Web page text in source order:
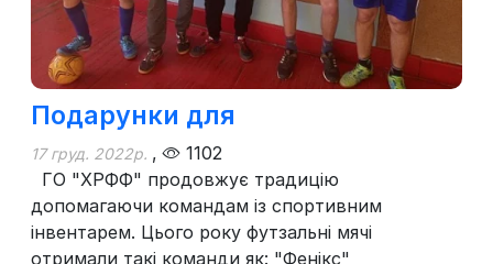
Подарунки для
17 груд. 2022р. ,
1102
ГО "ХРФФ" продовжує традицію
допомагаючи командам із спортивним
інвентарем. Цього року футзальні мячі
отримали такі команди як: "Фенікс"